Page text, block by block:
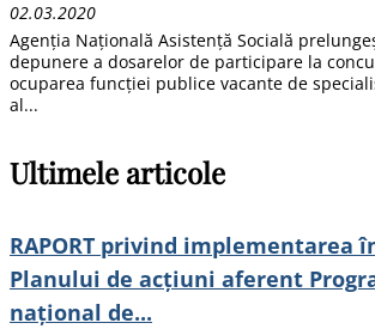
02.03.2020
Agenția Națională Asistență Socială
depunere a dosarelor de participare la
ocuparea funcției publice vacante de
al...
Ultimele articole
RAPORT privind implementarea
Planului de acțiuni aferent
național de...